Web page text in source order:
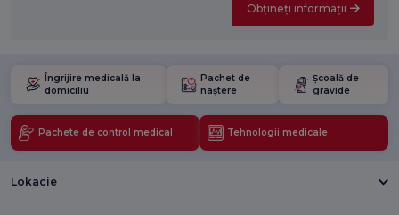
Obțineți informații
Îngrijire medicală la
domiciliu
Pachet de
naștere
Școală de
gravide
Pachete de control medical Tehnologii medicale
Lokacie